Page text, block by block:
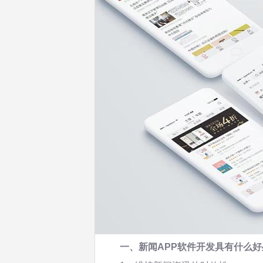
一、新闻APP软件开发具有什么